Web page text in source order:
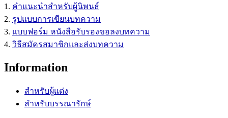
1. คำแนะนำสำหรับผู้นิพนธ์
2. รูปแบบการเขียนบทความ
3. แบบฟอร์ม หนังสือรับรองขอลงบทความ
4. วิธีสมัครสมาชิกและส่งบทความ
Information
สำหรับผู้แต่ง
สำหรับบรรณารักษ์